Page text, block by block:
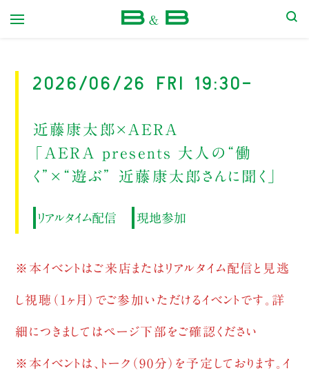
2026/06/26 Fri 19:30-
近藤康太郎×AERA
「AERA presents 大人の“働
く”×“遊ぶ” 近藤康太郎さんに聞く」
リアルタイム配信 現地参加
※本イベントはご来店またはリアルタイム配信と見逃
し視聴（1ヶ月）でご参加いただけるイベントです。詳
細につきましてはページ下部をご確認ください
※本イベントは、トーク（90分）を予定しております。イ